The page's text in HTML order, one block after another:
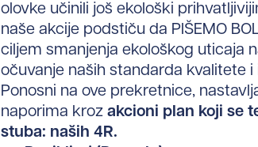
olovke učinili još ekološki
naše akcije podstiču da PIŠEMO
ciljem smanjenja ekološkog uticaja
očuvanje naših standarda kvalitete i
Ponosni na ove prekretnice,
naporima kroz akcioni plan koji se
stuba: naših 4R.